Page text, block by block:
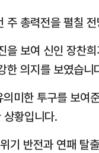
주 총력전을 펼칠
보여 신인 장찬
한 의지를 보였습니
미한 투구를 보여
황입니다.
반전과 연패 탈